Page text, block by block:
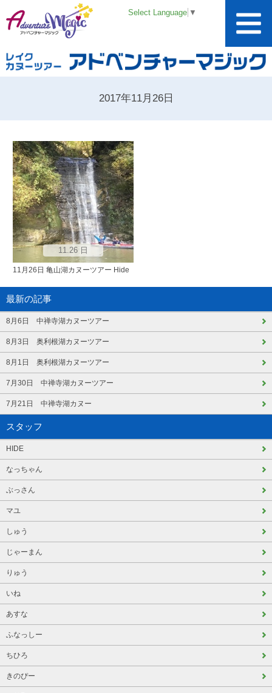
Select Language ▼
2017年11月26日
11.26 日
11月26日 亀山湖カヌーツアー Hide
最新の記事
8月6日 中禅寺湖カヌーツアー
8月3日 奥利根湖カヌーツアー
8月1日 奥利根湖カヌーツアー
7月30日 中禅寺湖カヌーツアー
7月21日 中禅寺湖カヌー
スタッフ
HIDE
なっちゃん
ぶっさん
マユ
しゅう
じゃーまん
りゅう
いね
あすな
ふなっしー
ちひろ
きのぴー